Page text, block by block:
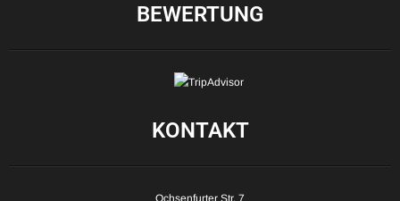
BEWERTUNG
KONTAKT
Ochsenfurter Str. 7